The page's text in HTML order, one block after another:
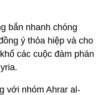
bắn nhanh chóng
ý thỏa hiệp và cho
các cuộc đàm phán
với nhóm Ahrar al-